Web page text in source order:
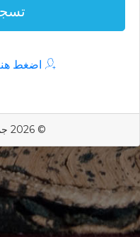
اضغط
© 2026 جميع الحقوق محفوظة